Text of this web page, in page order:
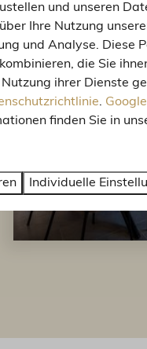
und unseren
Ihre Nutzung
und Analyse. Diese
die Sie
ihrer Dienste
. Google
finden Sie in
Individuelle